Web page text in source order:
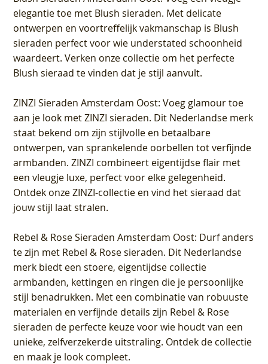
elegantie toe met Blush sieraden. Met delicate
ontwerpen en voortreffelijk vakmanschap is Blush
sieraden perfect voor wie understated schoonheid
waardeert. Verken onze collectie om het perfecte
Blush sieraad te vinden dat je stijl aanvult.
ZINZI Sieraden Amsterdam Oost: Voeg glamour toe
aan je look met ZINZI sieraden. Dit Nederlandse merk
staat bekend om zijn stijlvolle en betaalbare
ontwerpen, van sprankelende oorbellen tot verfijnde
armbanden. ZINZI combineert eigentijdse flair met
een vleugje luxe, perfect voor elke gelegenheid.
Ontdek onze ZINZI-collectie en vind het sieraad dat
jouw stijl laat stralen.
Rebel & Rose Sieraden Amsterdam Oost: Durf anders
te zijn met Rebel & Rose sieraden. Dit Nederlandse
merk biedt een stoere, eigentijdse collectie
armbanden, kettingen en ringen die je persoonlijke
stijl benadrukken. Met een combinatie van robuuste
materialen en verfijnde details zijn Rebel & Rose
sieraden de perfecte keuze voor wie houdt van een
unieke, zelfverzekerde uitstraling. Ontdek de collectie
en maak je look compleet.